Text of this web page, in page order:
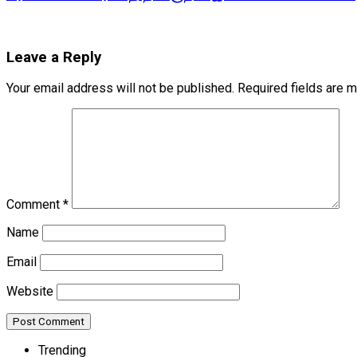
Leave a Reply
Your email address will not be published. Required fields are
Comment *
Name
Email
Website
Trending